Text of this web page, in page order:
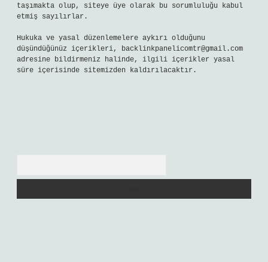
taşımakta olup, siteye üye olarak bu sorumluluğu kabul
etmiş sayılırlar.
Hukuka ve yasal düzenlemelere aykırı olduğunu
düşündüğünüz içerikleri, backlinkpanelicomtr@gmail.com
adresine bildirmeniz halinde, ilgili içerikler yasal
süre içerisinde sitemizden kaldırılacaktır.